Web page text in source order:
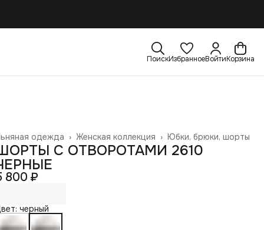
ПоискИзбранноеВойтиКорзина
Юбки, брюки, шорты
Женская коллекция ›
одежда ›
›
С ОТВОРОТАМИ 2610
800 ₽
черный